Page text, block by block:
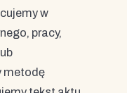
w
pracy,
metodę